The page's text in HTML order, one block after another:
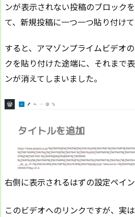
ンが表示されない投稿のブロック
て、新規投稿に一つ一つ貼り付けて
すると、アマゾンプライムビデオ
クを貼り付けた途端に、それまで
ンが消えてしまいました。
右側に表示されるはずの設定ペイ
このビデオへのリンクですが、実